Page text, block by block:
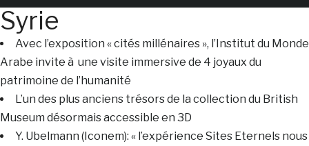
Syrie
Avec l’exposition « cités millénaires », l’Institut du Monde
Arabe invite à une visite immersive de 4 joyaux du
patrimoine de l’humanité
L’un des plus anciens trésors de la collection du British
Museum désormais accessible en 3D
Y. Ubelmann (Iconem): « l’expérience Sites Eternels nous